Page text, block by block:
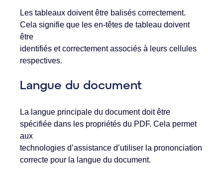
Les tableaux doivent être balisés correctement.
Cela signifie que les en-têtes de tableau doivent
être
identifiés et correctement associés à leurs cellules
respectives.
Langue du document
La langue principale du document doit être
spécifiée dans les propriétés du PDF. Cela permet
aux
technologies d’assistance d’utiliser la prononciation
correcte pour la langue du document.